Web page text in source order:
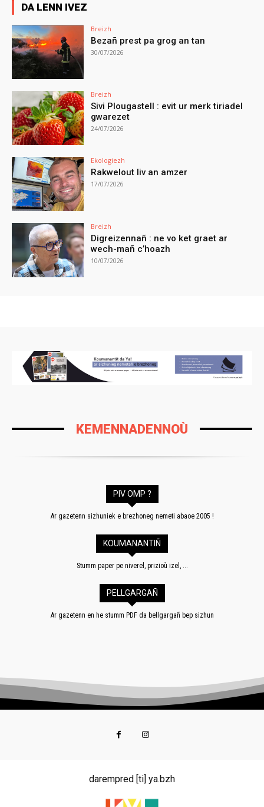
DA LENN IVEZ
Breizh
Bezañ prest pa grog an tan
30/07/2026
Breizh
Sivi Plougastell : evit ur merk tiriadel
gwarezet
24/07/2026
Ekologiezh
Rakwelout liv an amzer
17/07/2026
Breizh
Digreizennañ : ne vo ket graet ar
wech-mañ c’hoazh
10/07/2026
KEMENNADENNOÙ
PIV OMP ?
Ar gazetenn sizhuniek e brezhoneg nemeti abaoe 2005 !
KOUMANANTIÑ
Stumm paper pe niverel, prizioù izel, ...
PELLGARGAÑ
Ar gazetenn en he stumm PDF da bellgargañ bep sizhun
darempred [ti] ya.bzh